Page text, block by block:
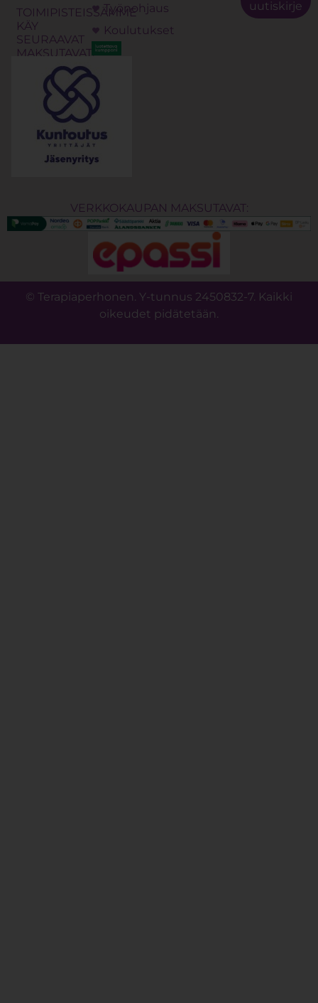
TOIMIPISTEISSÄMME
KÄY
SEURAAVAT
MAKSUTAVAT:
Työnohjaus
Koulutukset
uutiskirje
VERKKOKAUPAN MAKSUTAVAT:
© Terapiaperhonen. Y-tunnus 2450832-7. Kaikki
oikeudet pidätetään.